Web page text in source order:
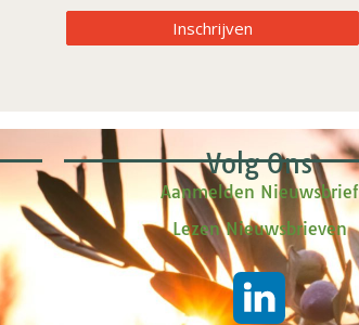
Inschrijven
Volg Ons
Aanmelden Nieuwsbrief
Lezen Nieuwsbrieven